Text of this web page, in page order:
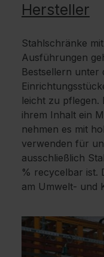
Hersteller
Stahlschränke
Ausführungen
Bestsellern unter
leicht zu pflegen.
ihrem Inhalt ein
nehmen es mit
verwenden für
ausschließlich
% recycelbar ist.
am Umwelt- und